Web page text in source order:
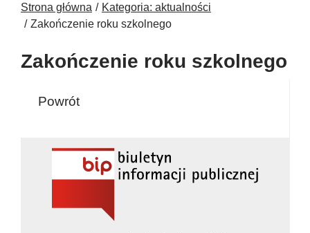
Strona główna
Kategoria: aktualności
Zakończenie roku szkolnego
Zakończenie roku szkolnego
Powrót